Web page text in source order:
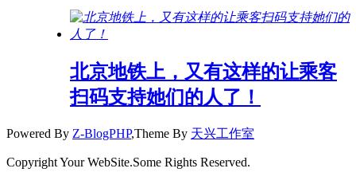
北京地铁上，又有这样的让乘客
扫码支持她们的人了！
Powered By Z-BlogPHP,Theme By 天兴工作室
Copyright Your WebSite.Some Rights Reserved.